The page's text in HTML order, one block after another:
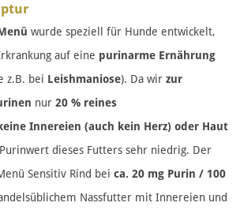
wurde speziell für Hunde entwickelt,
auf eine purinarme Ernährung
z.B. bei Leishmaniose). Da wir zur
nur 20 % reines
keine Innereien (auch kein Herz) oder Haut
dieses Futters sehr niedrig. Der
Sensitiv Rind bei ca. 20 mg Purin / 100
Nassfutter mit Innereien und